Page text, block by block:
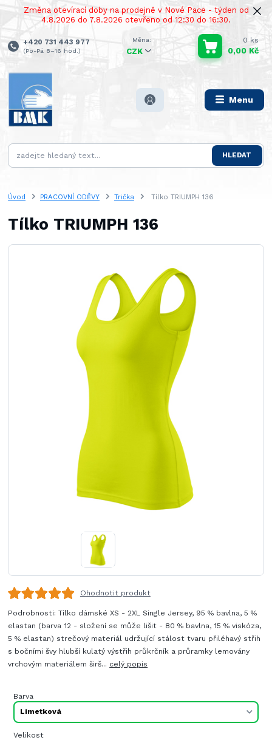
Změna otevírací doby na prodejně v Nové Pace - týden od
4.8.2026 do 7.8.2026 otevřeno od 12:30 do 16:30.
Menu
CZK
HLEDAT
+420 731 443 977
(Po-Pá 8–16 hod.)
0 ks
0,00 Kč
Úvod PRACOVNÍ ODĚVY Trička Tílko TRIUMPH 136
Tílko TRIUMPH 136
Ohodnotit produkt
Podrobnosti: Tílko dámské XS - 2XL Single Jersey, 95 % bavlna, 5 %
elastan (barva 12 - složení se může lišit - 80 % bavlna, 15 % viskóza,
5 % elastan) strečový materiál udržující stálost tvaru přiléhavý střih
s bočními švy hlubší kulatý výstřih průkrčník a průramky lemovány
vrchovým materiálem širš... celý popis
Barva
Velikost